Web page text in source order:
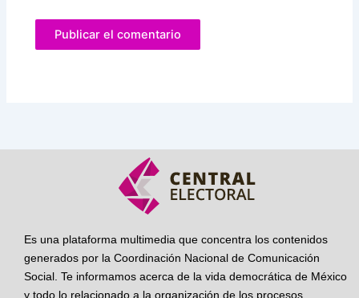
Es una plataforma multimedia que concentra los contenidos
generados por la Coordinación Nacional de Comunicación
Social. Te informamos acerca de la vida democrática de México
y todo lo relacionado a la organización de los procesos